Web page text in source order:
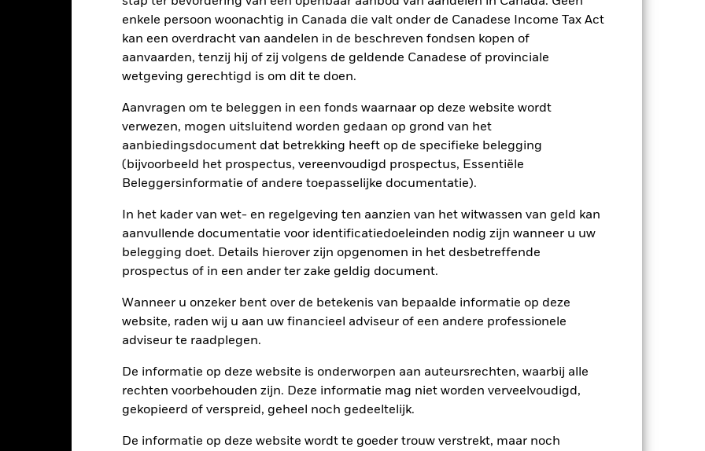
enkele persoon woonachtig in Canada die valt onder de Canadese Income Tax Act
kan een overdracht van aandelen in de beschreven fondsen kopen of
aanvaarden, tenzij hij of zij volgens de geldende Canadese of provinciale
wetgeving gerechtigd is om dit te doen.
Aanvragen om te beleggen in een fonds waarnaar op deze website wordt
verwezen, mogen uitsluitend worden gedaan op grond van het
aanbiedingsdocument dat betrekking heeft op de specifieke belegging
(bijvoorbeeld het prospectus, vereenvoudigd prospectus, Essentiële
Beleggersinformatie of andere toepasselijke documentatie).
In het kader van wet- en regelgeving ten aanzien van het witwassen van geld kan
aanvullende documentatie voor identificatiedoeleinden nodig zijn wanneer u uw
belegging doet. Details hierover zijn opgenomen in het desbetreffende
prospectus of in een ander ter zake geldig document.
Wanneer u onzeker bent over de betekenis van bepaalde informatie op deze
website, raden wij u aan uw financieel adviseur of een andere professionele
adviseur te raadplegen.
De informatie op deze website is onderworpen aan auteursrechten, waarbij alle
rechten voorbehouden zijn. Deze informatie mag niet worden verveelvoudigd,
gekopieerd of verspreid, geheel noch gedeeltelijk.
De informatie op deze website wordt te goeder trouw verstrekt, maar noch
van de prestaties in het verleden. Bron: Blackrock
Belangrijkste Risico's
en/of in de wanbetalingsquote van emittenten hebben een aanzienlijk invloed op de prestaties van
verlagingen van de kredietrating kunnen het risiconiveau verhogen. De waarde van aandelen en aan
door de dagelijkse schommelingen op de aandelenmarkten, politieke factoren, economisch nieuws,
aan financieel verlies.
Kredietrisico: de emittent van een in het Fonds aangehouden effect is mogelijk
of kapitaal terug te betalen. Liquiditeitsrisico: lagere liquiditeit betekent dat er onvoldoende kopers of
beleggingen gemakkelijk aan te kopen of te verkopen.
Kerngegevens
EUR 67.696.069
15/dec/2021
Introductiedatum 18/jan/2022
Valuta reeks HKD
Beleggingscategorie
SFDR-classificatie Overige